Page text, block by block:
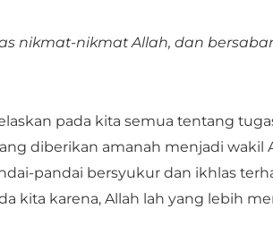
nikmat-nikmat Allah, dan
pada kita semua tentang
diberikan amanah menjadi wakil
pandai bersyukur dan ikhlas
kita karena, Allah lah yang lebih